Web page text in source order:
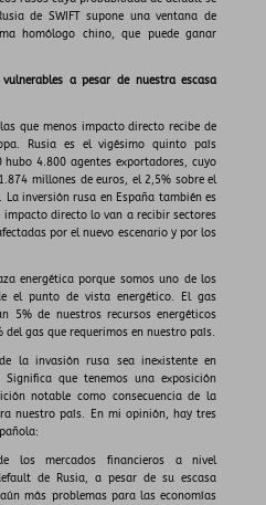
de SWIFT supone una ventana de
homólogo chino, que puede ganar
a pesar de nuestra escasa
que menos impacto directo recibe de
Rusia es el vigésimo quinto país
4.800 agentes exportadores, cuyo
millones de euros, el 2,5% sobre el
inversión rusa en España también es
directo lo van a recibir sectores
por el nuevo escenario y por los
energética porque somos uno de los
el punto de vista energético. El gas
5% de nuestros recursos energéticos
gas que requerimos en nuestro país.
la invasión rusa sea inexistente en
que tenemos una exposición
notable como consecuencia de la
nuestro país. En mi opinión, hay tres
los mercados financieros a nivel
de Rusia, a pesar de su escasa
más problemas para las economías